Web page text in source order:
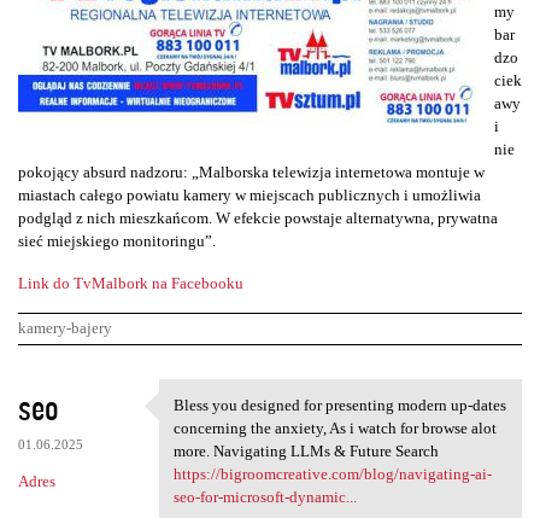
my
bar
dzo
ciek
awy
i
nie
pokojący absurd nadzoru: „Malborska telewizja internetowa montuje w
miastach całego powiatu kamery w miejscach publicznych i umożliwia
podgląd z nich mieszkańcom. W efekcie powstaje alternatywna, prywatna
sieć miejskiego monitoringu”.
Link do TvMalbork na Facebooku
kamery-bajery
K
o
m
e
seo
01.06.2025
Adres
Bless you designed for
Bless you designed for presenting modern up-dates
concerning the anxiety, As i watch for browse alot
more. Navigating LLMs & Future Search
https://bigroomcreative.com/blog/navigating-ai-
seo-for-microsoft-dynamic...